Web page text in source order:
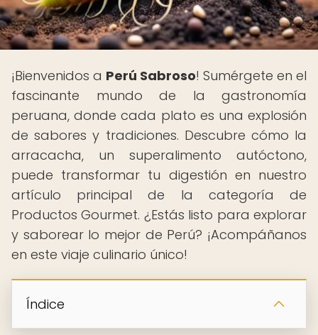
¡Bienvenidos a Perú Sabroso! Sumérgete en el
fascinante mundo de la gastronomía
peruana, donde cada plato es una explosión
de sabores y tradiciones. Descubre cómo la
arracacha, un superalimento autóctono,
puede transformar tu digestión en nuestro
artículo principal de la categoría de
Productos Gourmet. ¿Estás listo para explorar
y saborear lo mejor de Perú? ¡Acompáñanos
en este viaje culinario único!
Índice